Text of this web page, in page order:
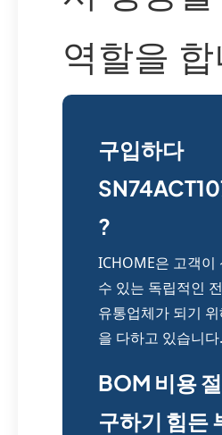
역할을
구입하다
?
ICHOME은 고객이
수 있는 독립적인
유통업체가 되기
을 다하고 있습니다.
BOM 비용
구하기 힘든